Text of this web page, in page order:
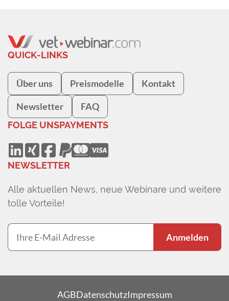
QUICK-LINKS
Über uns Preismodelle Kontakt
Newsletter FAQ
FOLGE UNSPAYMENTS
NEWSLETTER
Alle aktuellen News, neue Webinare und weitere
tolle Vorteile!
Anmelden
AGBDatenschutzImpressum